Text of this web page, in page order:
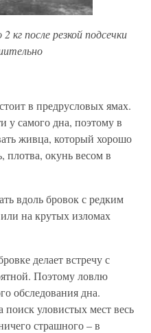
кг после резкой подсечки
в предрусловых ямах.
у самого дна, поэтому в
живца, который хорошо
плотва, окунь весом в
вдоль бровок с редким
на крутых изломах
делает встречу с
Поэтому ловлю
обследования дна.
поиск уловистых мест весь
страшного – в